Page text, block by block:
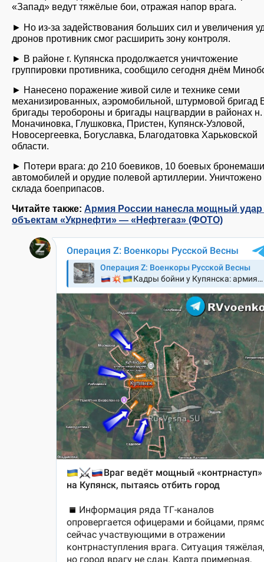
«Запад» ведут тяжёлые бои, отражая напор врага.
► Но из-за задействования больших сил и увеличения
дронов противник смог расширить зону контроля.
► В районе г. Купянска продолжается уничтожение
группировки противника, сообщило сегодня днём
► Нанесено поражение живой силе и технике семи
механизированных, аэромобильной, штурмовой бригад
бригады теробороны и бригады нацгвардии в районах н.
Моначиновка, Глушковка, Пристен, Купянск-Узловой,
Новосергеевка, Богуславка, Благодатовка Харьковской
области.
► Потери врага: до 210 боевиков, 10 боевых
автомобилей и орудие полевой артиллерии. Уничтожено
склада боеприпасов.
Читайте также: Армия России нанесла мощный удар
объектам «Укрнефти» — «Нефтегаз» (ФОТО)